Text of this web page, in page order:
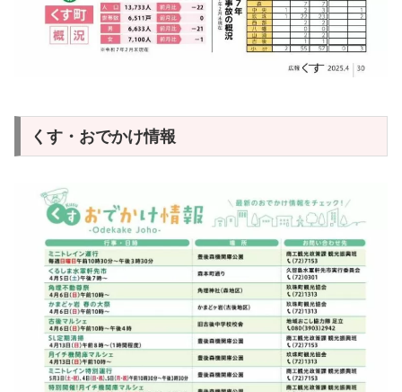
くす・おでかけ情報